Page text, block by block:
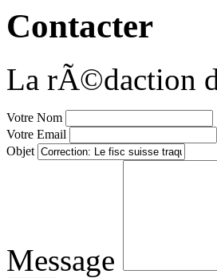
Contacter
La rÃ©daction
Votre Nom
Votre Email
Objet
Message